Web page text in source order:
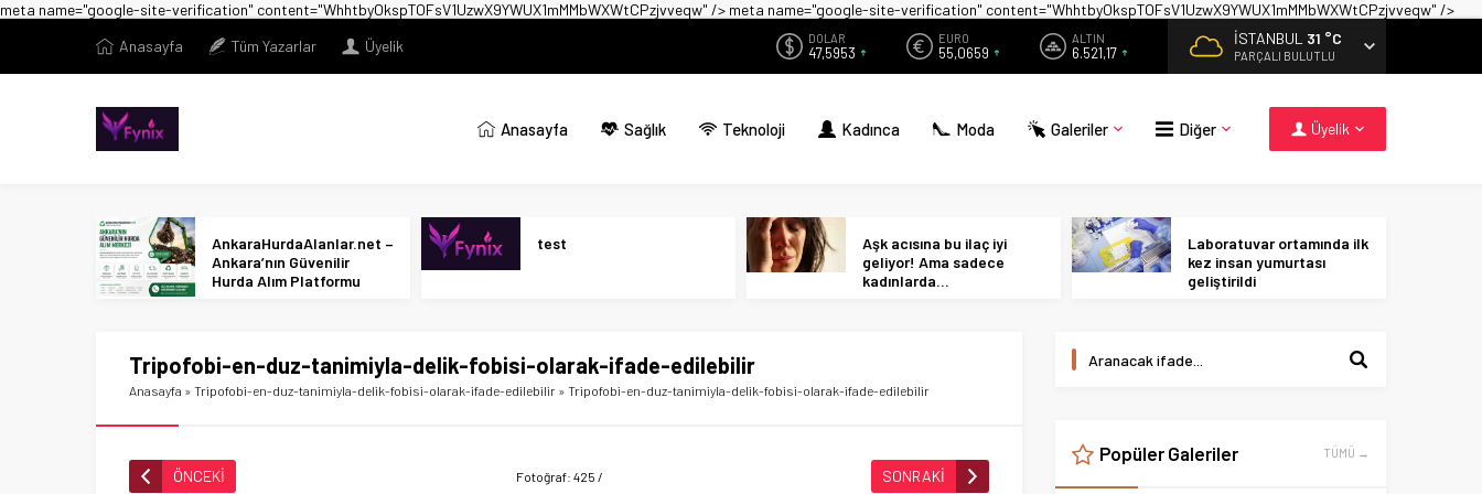
meta name="google-site-verification" content="WhhtbyOkspTOFsV1UzwX9YWUX1mMMbWXWtCPzjvveqw" /> meta name="google-site-verification" content="WhhtbyOkspTOFsV1UzwX9YWUX1mMMbWXWtCPzjvveqw" />
Anasayfa
Tüm Yazarlar Üyelik DOLAR
47,5953
EURO
55,0659
ALTIN
6.521,17
İSTANBUL 31 °C
PARÇALI BULUTLU
Anasayfa Sağlık Teknoloji Kadınca Moda Galeriler Diğer Üyelik
AnkaraHurdaAlanlar.net –
Ankara’nın Güvenilir
Hurda Alım Platformu
test
Aşk acısına bu ilaç iyi
geliyor! Ama sadece
kadınlarda…
Laboratuvar ortamında ilk
kez insan yumurtası
geliştirildi
Tripofobi-en-duz-tanimiyla-delik-fobisi-olarak-ifade-edilebilir
Anasayfa » Tripofobi-en-duz-tanimiyla-delik-fobisi-olarak-ifade-edilebilir » Tripofobi-en-duz-tanimiyla-delik-fobisi-olarak-ifade-edilebilir
ÖNCEKİ Fotoğraf: 425 / SONRAKİ
Popüler Galeriler TÜMÜ →